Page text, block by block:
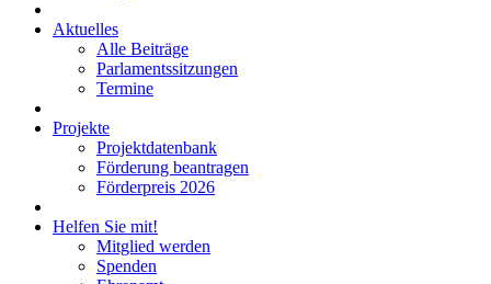
Aktuelles
Alle Beiträge
Parlamentssitzungen
Termine
Projekte
Projektdatenbank
Förderung beantragen
Förderpreis 2026
Helfen Sie mit!
Mitglied werden
Spenden